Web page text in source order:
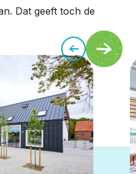
Dat geeft toch de